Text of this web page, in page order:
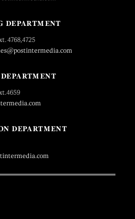
DEPARTMENT
4768,4725
DEPARTMENT